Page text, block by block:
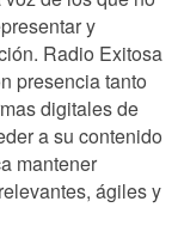
y
Radio Exitosa
presencia tanto
digitales de
a su contenido
mantener
ágiles y